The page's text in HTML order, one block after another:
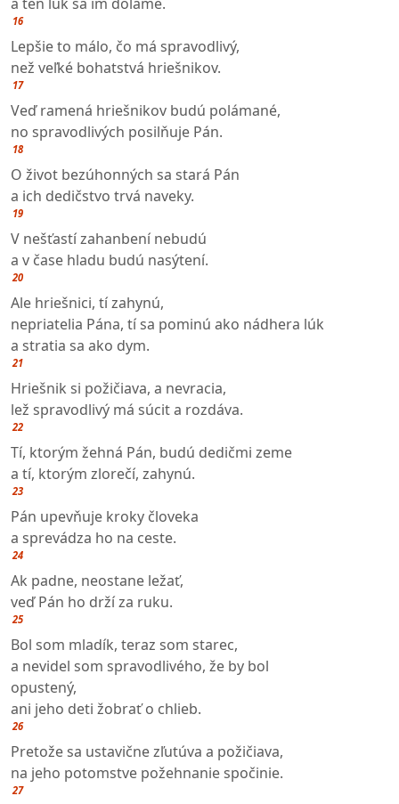
16
Lepšie to málo, čo má spravodlivý,
než veľké bohatstvá hriešnikov.
17
Veď ramená hriešnikov budú polámané,
no spravodlivých posilňuje Pán.
18
O život bezúhonných sa stará Pán
a ich dedičstvo trvá naveky.
19
V nešťastí zahanbení nebudú
a v čase hladu budú nasýtení.
20
Ale hriešnici, tí zahynú,
nepriatelia Pána, tí sa pominú ako nádhera lúk
a stratia sa ako dym.
21
Hriešnik si požičiava, a nevracia,
lež spravodlivý má súcit a rozdáva.
22
Tí, ktorým žehná Pán, budú dedičmi zeme
a tí, ktorým zlorečí, zahynú.
23
Pán upevňuje kroky človeka
a sprevádza ho na ceste.
24
Ak padne, neostane ležať,
veď Pán ho drží za ruku.
25
Bol som mladík, teraz som starec,
a nevidel som spravodlivého, že by bol
opustený,
ani jeho deti žobrať o chlieb.
26
Pretože sa ustavične zľutúva a požičiava,
na jeho potomstve požehnanie spočinie.
27